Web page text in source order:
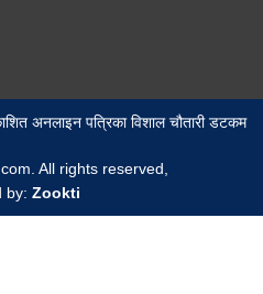
अनलाइन पत्रिका विशाल चौतारी डटकम
All rights reserved,
by: Zookti